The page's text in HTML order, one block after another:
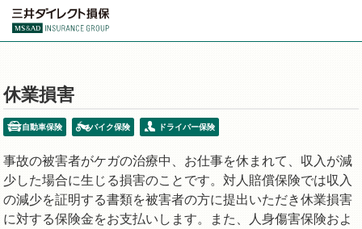
休業損害
自動車保険 バイク保険 ドライバー保険
事故の被害者がケガの治療中、お仕事を休まれて、収入が減
少した場合に生じる損害のことです。対人賠償保険では収入
の減少を証明する書類を被害者の方に提出いただき休業損害
に対する保険金をお支払いします。また、人身傷害保険およ